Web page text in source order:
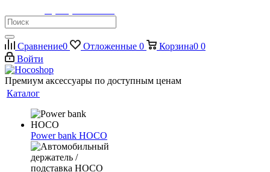
Сравнение0 Отложенные 0 Корзина0 0
Войти
Премиум аксессуары по доступным ценам
Каталог
Power bank HOCO